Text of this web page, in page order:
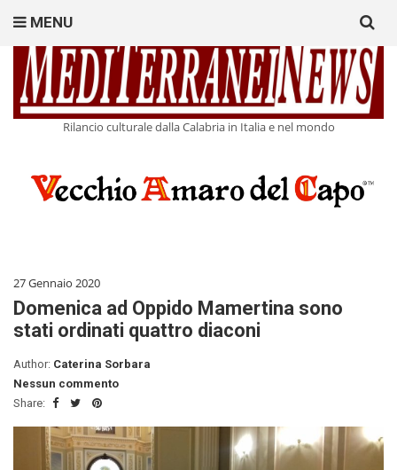
Rilancio culturale dalla Calabria in Italia e nel mondo
MENU
for:
27 Gennaio 2020
Domenica ad Oppido Mamertina sono
stati ordinati quattro diaconi
Author: Caterina Sorbara
Nessun commento
Share: